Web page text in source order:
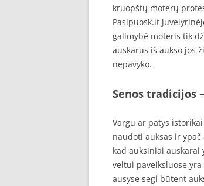
kruopštų moterų
Pasipuosk.lt
galimybė moteris tik
auskarus iš aukso jos
nepavyko.
Senos tradicijos
Vargu ar patys
naudoti auksas ir
kad auksiniai auskarai
veltui paveiksluose
ausyse segi būtent